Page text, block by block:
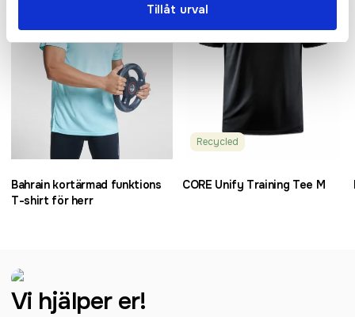
Tillåt urval
Bahrain kortärmad funktions
T-shirt för herr
Recycled
CORE Unify Training Tee M
Vi hjälper er!